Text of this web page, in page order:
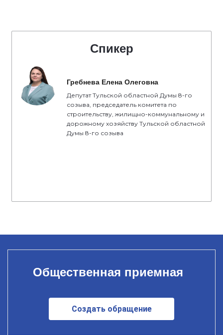
Спикер
Гребнева Елена Олеговна
Депутат Тульской областной Думы 8-го
созыва, председатель комитета по
строительству, жилищно-коммунальному и
дорожному хозяйству Тульской областной
Думы 8-го созыва
Общественная приемная
Создать обращение